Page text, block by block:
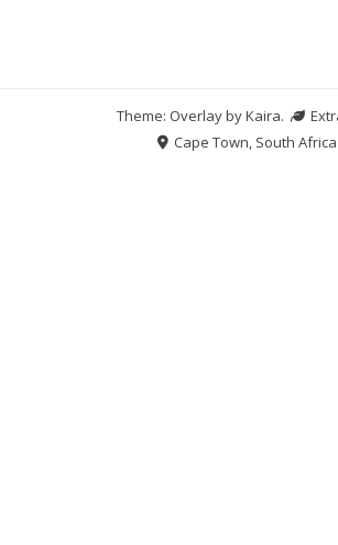
Theme: Overlay byKaira.
Cape Town, South Africa